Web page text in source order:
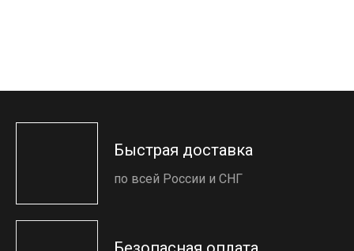
Быстрая доставка
по всей России и СНГ